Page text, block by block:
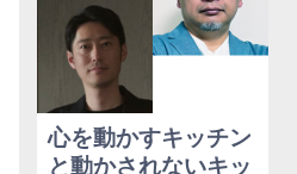
心を動かすキッチン
と動かされないキッ